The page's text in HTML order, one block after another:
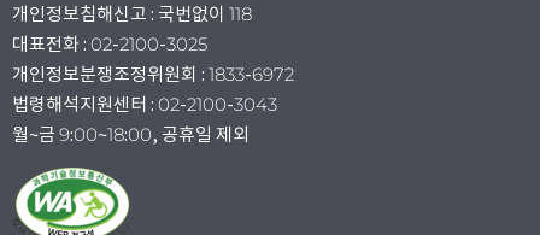
개인정보침해신고 : 국번없이 118
대표전화 : 02-2100-3025
개인정보분쟁조정위원회 : 1833-6972
법령해석지원센터 : 02-2100-3043
월~금 9:00~18:00, 공휴일 제외